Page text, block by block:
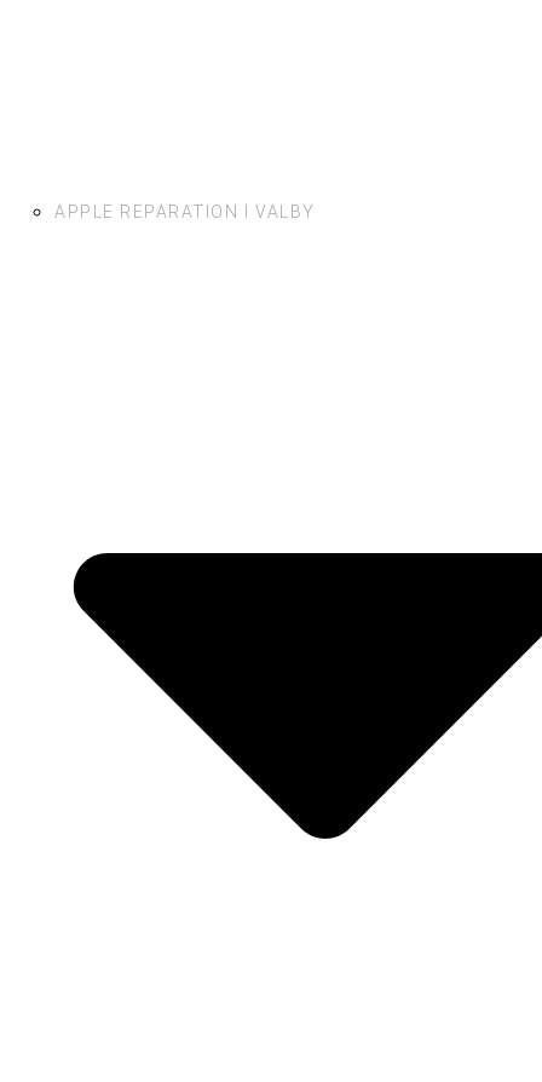
APPLE REPARATION I VALBY